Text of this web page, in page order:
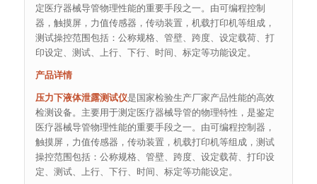
定医疗器械导管物理性能的重要手段之一。由可编程控制
器，触摸屏，力值传感器，传动装置，机载打印机等组成，
测试操控范围包括：公称规格、管壁、跨度、设定载荷、打
印设定、测试、上行、下行、时间、标定等功能设定。
产品详情
压力下液体泄露测试仪是国家检验生产厂家产品性能的高效
检测设备。主要用于测定医疗器械导管的物理特性，是鉴定
医疗器械导管物理性能的重要手段之一。由可编程控制器，
触摸屏，力值传感器，传动装置，机载打印机等组成，测试
操控范围包括：公称规格、管壁、跨度、设定载荷、打印设
定、测试、上行、下行、时间、标定等功能设定。